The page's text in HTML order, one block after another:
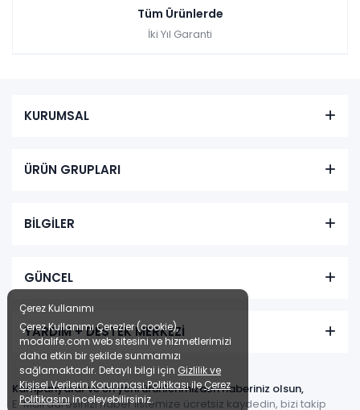
Tüm Ürünlerde
İki Yıl Garanti
KURUMSAL
ÜRÜN GRUPLARI
BİLGİLER
GÜNCEL
YARDIM + DESTEK MERKEZİ
Kampanyalar ve en yeni ürünlerimizden haberiniz olsun,
E-Mail adresinizi haber listemize ücretsiz kaydedin, bizi takip
Çerez Kullanımı
Çerez Kullanımı Çerezler (cookie),
modalife.com web sitesini ve hizmetlerimizi
daha etkin bir şekilde sunmamızı
sağlamaktadır. Detaylı bilgi için Gizlilik ve
Kişisel Verilerin Korunması PolitikasıileÇerez
Politikasınıinceleyebilirsiniz.